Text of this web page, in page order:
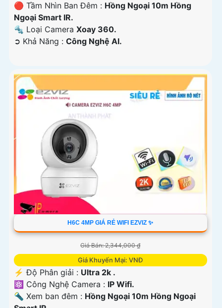
🔴 Tầm Nhìn Ban Đêm : Hồng Ngoại 10m Hồng
Ngoại Smart IR.
🔩 Loại Camera Xoay 360.
️➲ Khả Năng : Công Nghệ AI.
H6C 4MP GIÁ RẺ WIFI EZVIZ ✨
Giá Bán: 2,344,000 ₫
Giá Khuyến Mại: VNĐ
️⚡ Độ Phân giải : Ultra 2k .
⚛️ Công Nghệ Camera : IP Wifi.
🔦 Xem ban đêm : Hồng Ngoại 10m Hồng Ngoại